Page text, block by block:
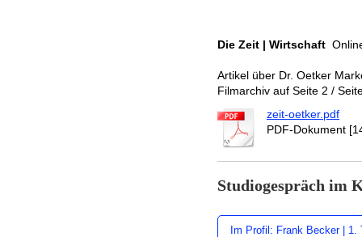
Die Zeit | Wirtschaft
Artikel über Dr. Oetker
Filmarchiv auf Seite 2 /
zeit-oetker.pdf
PDF-Dokument
Studiogespräch im
Im Profil: Frank Becker | 1.